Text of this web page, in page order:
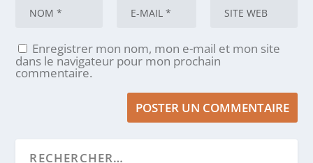
Enregistrer mon nom, mon e-mail et mon site
dans le navigateur pour mon prochain
commentaire.